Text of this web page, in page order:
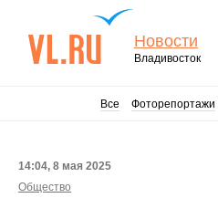
Новости
Владивосток
Все Фоторепортажи
14:04, 8 мая 2025
Общество